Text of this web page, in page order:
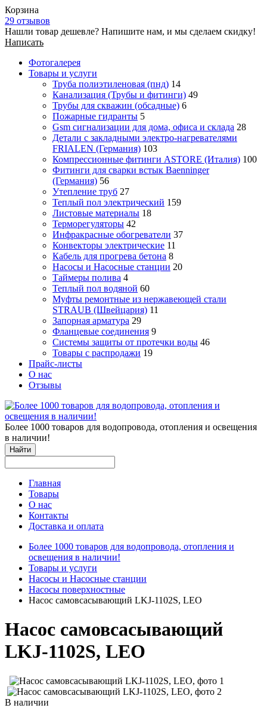
Корзина
29 отзывов
Нашли товар дешевле? Напишите нам, и мы сделаем скидку!
Написать
Фотогалерея
Товары и услуги
Труба полиэтиленовая (пнд) 14
Канализация (Трубы и фитинги) 49
Трубы для скважин (обсадные) 6
Пожарные гидранты 5
Gsm сигнализации для дома, офиса и склада 28
Детали с закладными электро-нагревателями
FRIALEN (Германия) 103
Компрессионные фитинги ASTORE (Италия) 100
Фитинги для сварки встык Baenninger
(Германия) 56
Утепление труб 27
Теплый пол электрический 159
Листовые материалы 18
Терморегуляторы 42
Инфракрасные обогреватели 37
Конвекторы электрические 11
Кабель для прогрева бетона 8
Насосы и Насосные станции 20
Таймеры полива 4
Теплый пол водяной 60
Муфты ремонтные из нержавеющей стали
STRAUB (Швейцария) 11
Запорная арматура 29
Фланцевые соединения 9
Системы защиты от протечки воды 46
Товары с распродажи 19
Прайс-листы
О нас
Отзывы
Более 1000 товаров для водопровода, отопления и освещения
в наличии!
Найти
Главная
Товары
О нас
Контакты
Доставка и оплата
Более 1000 товаров для водопровода, отопления и
освещения в наличии!
Товары и услуги
Насосы и Насосные станции
Насосы поверхностные
Насос самовсасывающий LKJ-1102S, LEO
Насос самовсасывающий
LKJ-1102S, LEO
В наличии